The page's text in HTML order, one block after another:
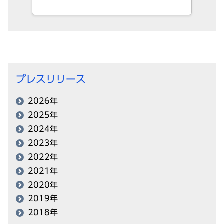
プレスリリース
2026年
2025年
2024年
2023年
2022年
2021年
2020年
2019年
2018年